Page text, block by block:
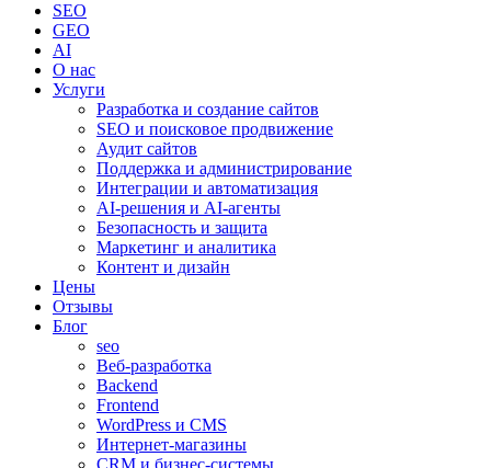
SEO
GEO
AI
О нас
Услуги
Разработка и создание сайтов
SEO и поисковое продвижение
Аудит сайтов
Поддержка и администрирование
Интеграции и автоматизация
AI-решения и AI-агенты
Безопасность и защита
Маркетинг и аналитика
Контент и дизайн
Цены
Отзывы
Блог
seo
Веб-разработка
Backend
Frontend
WordPress и CMS
Интернет-магазины
CRM и бизнес-системы